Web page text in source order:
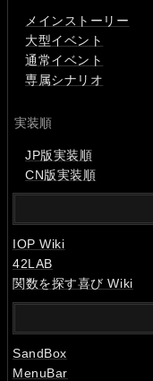
メインストーリー
大型イベント
通常イベント
専属シナリオ
実装順
JP版実装順
CN版実装順
IOP Wiki
42LAB
関数を探す喜び Wiki
SandBox
MenuBar